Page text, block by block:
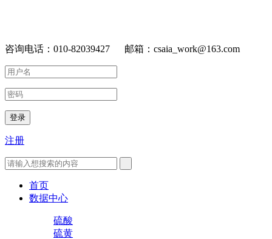
咨询电话：010-82039427 邮箱：csaia_work@163.com
登录
注册
首页
数据中心
硫酸
硫黄